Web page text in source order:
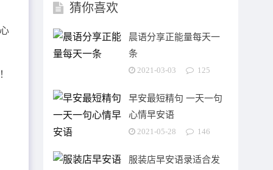
猜你喜欢
晨语分享正能量每天一
条
2021-03-03 125
早安最短精句 一天一句
心情早安语
2021-05-28 146
服装店早安语录适合发